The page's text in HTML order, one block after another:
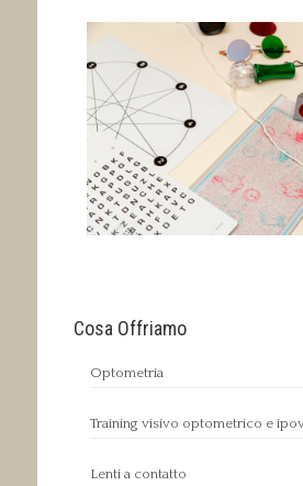
Cosa Offriamo
Optometria
Training visivo optometrico e
Lenti a contatto